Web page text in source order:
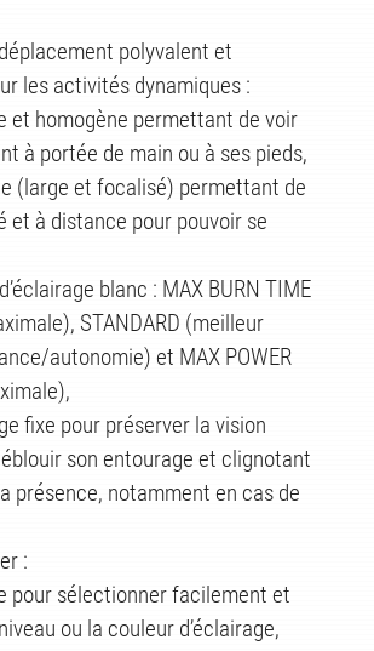
polyvalent et
les activités dynamiques :
et homogène permettant de voir
à portée de main ou à ses pieds,
(large et focalisé) permettant de
et à distance pour pouvoir se
blanc : MAX BURN TIME
STANDARD (meilleur
autonomie) et MAX POWER
fixe pour préserver la vision
son entourage et clignotant
présence, notamment en cas de
:
pour sélectionner facilement et
ou la couleur d’éclairage,